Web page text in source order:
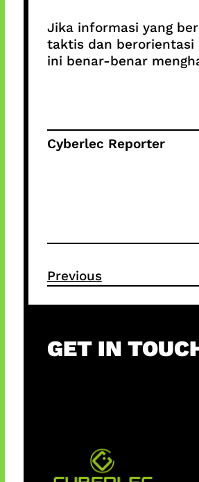
Jika informasi yang
taktis dan berorientasi
ini benar-benar
Cyberlec Reporter
Previous
GET IN